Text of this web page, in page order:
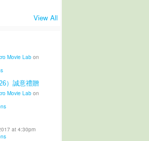
View All
Movie Labon
）誠意禮贈
Movie Labon
at 4:30pm